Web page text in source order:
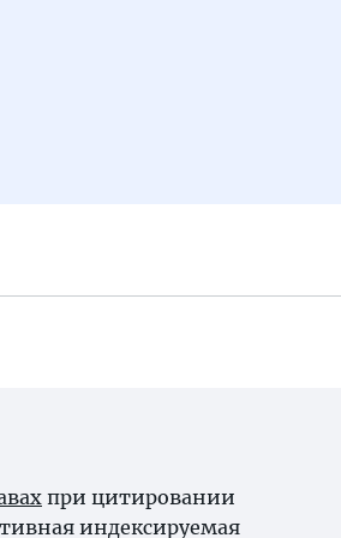
при цитировании
индексируемая